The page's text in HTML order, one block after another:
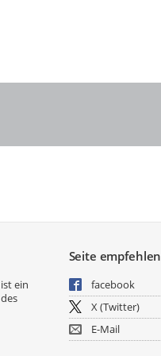
ein
Seite empfehlen
facebook
X (Twitter)
E-Mail